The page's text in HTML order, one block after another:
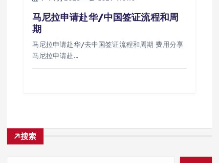
马尼拉申请赴华/中国签证流程和周
期
马尼拉申请赴华/去中国签证流程和周期 费用分享
马尼拉申请赴…
搜索